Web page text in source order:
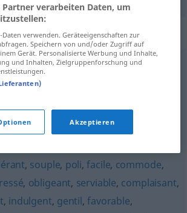
für "bienveillant"
,prodigue,désintéressé,généreux
,clément avantageux,
, souple, poli,facile, commode,
, obligeant, serviable, complaisant,
, indulgent, gentil,favorable,
verarbeiten Daten, um
Daten verwenden. Geräteeigenschaften zur
Speichern von und/oder Zugriff auf
Gerät. Personalisierte Werbung und Inhalte,
und Inhalten, Zielgruppenforschung und
Akzeptieren